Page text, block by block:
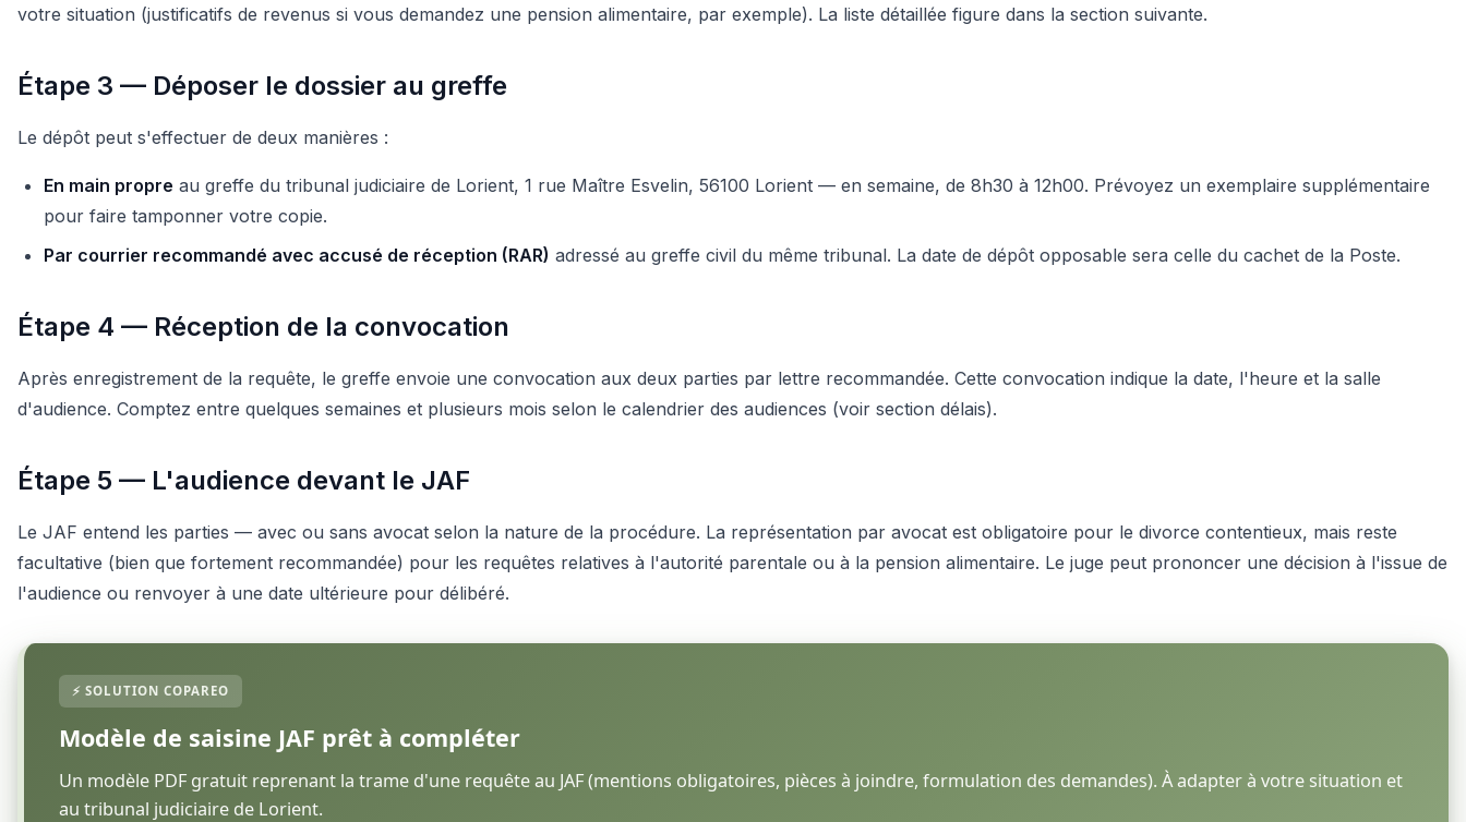
votre situation (justificatifs de revenus si vous demandez une pension alimentaire, par exemple). La liste détaillée figure dans la section suivante.
Étape 3 — Déposer le dossier au greffe
Le dépôt peut s'effectuer de deux manières :
En main propre au greffe du tribunal judiciaire de Lorient, 1 rue Maître Esvelin, 56100 Lorient — en semaine, de 8h30 à 12h00. Prévoyez un exemplaire supplémentaire
pour faire tamponner votre copie.
Par courrier recommandé avec accusé de réception (RAR) adressé au greffe civil du même tribunal. La date de dépôt opposable sera celle du cachet de la Poste.
Étape 4 — Réception de la convocation
Après enregistrement de la requête, le greffe envoie une convocation aux deux parties par lettre recommandée. Cette convocation indique la date, l'heure et la salle
d'audience. Comptez entre quelques semaines et plusieurs mois selon le calendrier des audiences (voir section délais).
Étape 5 — L'audience devant le JAF
Le JAF entend les parties — avec ou sans avocat selon la nature de la procédure. La représentation par avocat est obligatoire pour le divorce contentieux, mais reste
facultative (bien que fortement recommandée) pour les requêtes relatives à l'autorité parentale ou à la pension alimentaire. Le juge peut prononcer une décision à l'issue de
l'audience ou renvoyer à une date ultérieure pour délibéré.
Modèle de saisine JAF prêt à compléter
Un modèle PDF gratuit reprenant la trame d'une requête au JAF (mentions obligatoires, pièces à joindre, formulation des demandes). À adapter à votre situation et
au tribunal judiciaire de Lorient.